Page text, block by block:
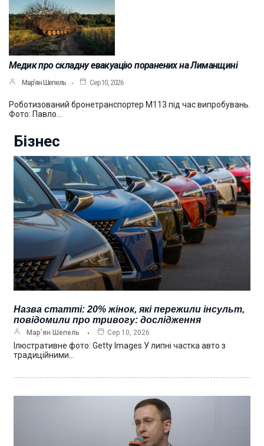
Медик про складну евакуацію поранених на Лиманщині
Мар’ян Шепель Сер 10, 2026
Роботизований бронетранспортер М113 під час випробувань.
Фото: Павло…
Бізнес
Назва статті: 20% жінок, які пережили інсульт,
повідомили про тривогу: дослідження
Мар’ян Шепель Сер 10, 2026
Ілюстративне фото: Getty Images У липні частка авто з
традиційними…